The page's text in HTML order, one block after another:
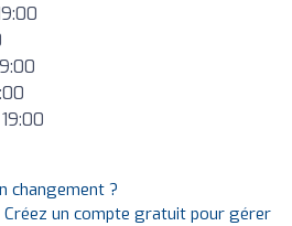
changement ?
un compte gratuit pour gérer